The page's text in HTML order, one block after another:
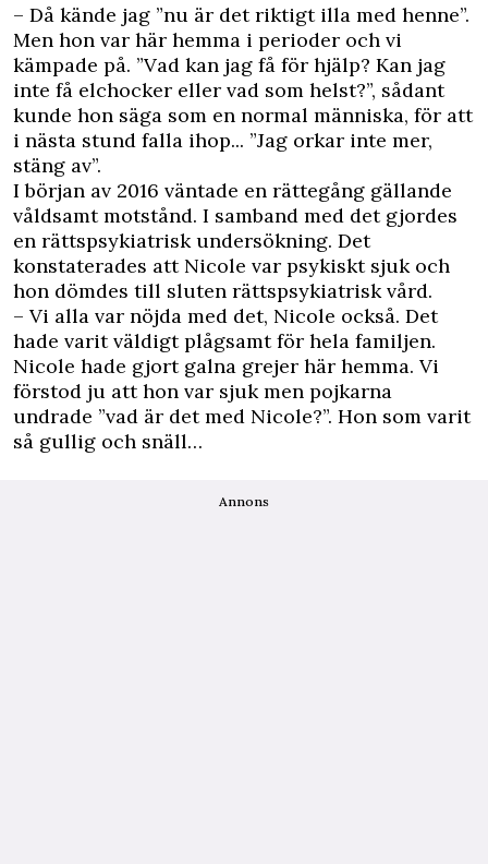
– Då kände jag ”nu är det riktigt illa med henne”.
Men hon var här hemma i perioder och vi
kämpade på. ”Vad kan jag få för hjälp? Kan jag
inte få elchocker eller vad som helst?”, sådant
kunde hon säga som en normal människa, för att
i nästa stund falla ihop... ”Jag orkar inte mer,
stäng av”.
I början av 2016 väntade en rättegång gällande
våldsamt motstånd. I samband med det gjordes
en rättspsykiatrisk undersökning. Det
konstaterades att Nicole var psykiskt sjuk och
hon dömdes till sluten rättspsykiatrisk vård.
– Vi alla var nöjda med det, Nicole också. Det
hade varit väldigt plågsamt för hela familjen.
Nicole hade gjort galna grejer här hemma. Vi
förstod ju att hon var sjuk men pojkarna
undrade ”vad är det med Nicole?”. Hon som varit
så gullig och snäll…
Annons